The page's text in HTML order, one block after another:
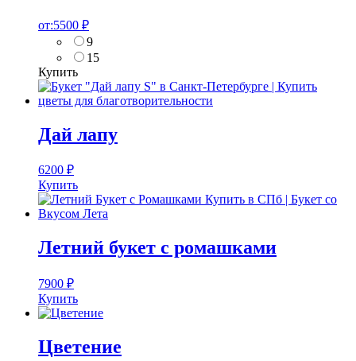
от:5500 ₽
9
15
Купить
Дай лапу
6200 ₽
Купить
Летний букет с ромашками
7900 ₽
Купить
Цветение